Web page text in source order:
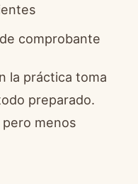
comprobante
la práctica toma
preparado.
pero menos